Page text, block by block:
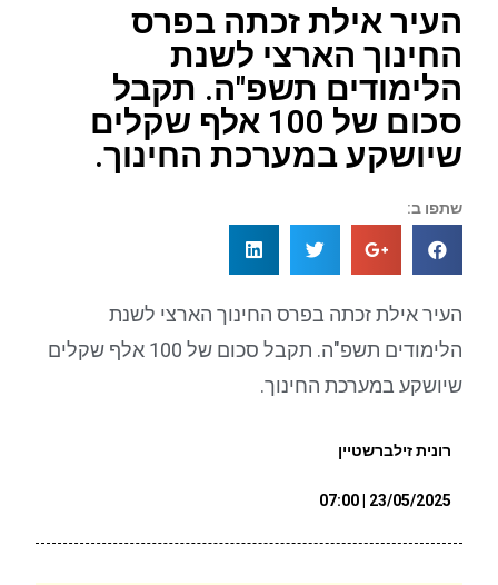
העיר אילת זכתה בפרס
החינוך הארצי לשנת
הלימודים תשפ"ה. תקבל
סכום של 100 אלף שקלים
שיושקע במערכת החינוך.
שתפו ב:
העיר אילת זכתה בפרס החינוך הארצי לשנת
הלימודים תשפ"ה. תקבל סכום של 100 אלף שקלים
שיושקע במערכת החינוך.
רונית זילברשטיין
23/05/2025 | 07:00